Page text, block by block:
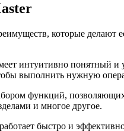
которые делают
интуитивно понятный и
выполнить нужную
функций, позволяющих
и многое другое.
быстро и